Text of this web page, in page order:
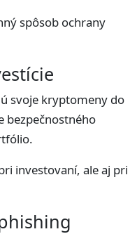
spôsob ochrany
svoje kryptomeny do
bezpečnostného
investovaní, ale aj pri